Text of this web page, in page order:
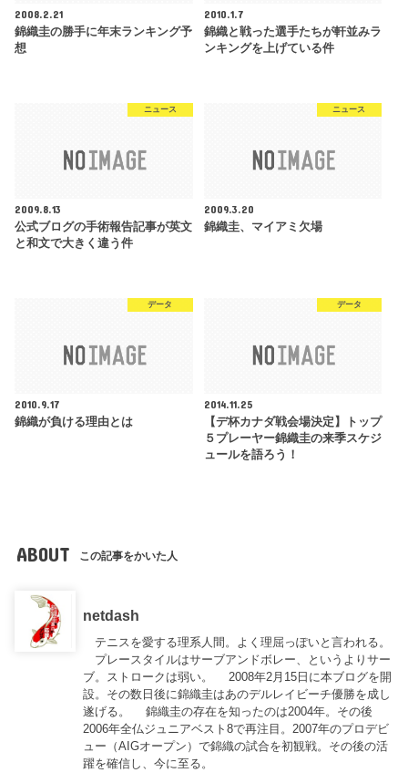
2008.2.21
錦織圭の勝手に年末ランキング予
想
2010.1.7
錦織と戦った選手たちが軒並みラ
ンキングを上げている件
ニュース
2009.8.13
公式ブログの手術報告記事が英文
と和文で大きく違う件
ニュース
2009.3.20
錦織圭、マイアミ欠場
データ
2010.9.17
錦織が負ける理由とは
データ
2014.11.25
【デ杯カナダ戦会場決定】トップ
５プレーヤー錦織圭の来季スケジ
ュールを語ろう！
ABOUT この記事をかいた人
netdash
テニスを愛する理系人間。よく理屈っぽいと言われる。
プレースタイルはサーブアンドボレー、というよりサー
ブ。ストロークは弱い。 2008年2月15日に本ブログを開
設。その数日後に錦織圭はあのデルレイビーチ優勝を成し
遂げる。 錦織圭の存在を知ったのは2004年。その後
2006年全仏ジュニアベスト8で再注目。2007年のプロデビ
ュー（AIGオープン）で錦織の試合を初観戦。その後の活
躍を確信し、今に至る。